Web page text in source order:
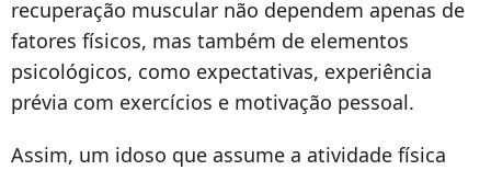
recuperação muscular não dependem apenas de
fatores físicos, mas também de elementos
psicológicos, como expectativas, experiência
prévia com exercícios e motivação pessoal.
Assim, um idoso que assume a atividade física